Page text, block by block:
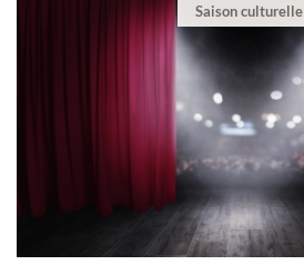
Saison culturelle